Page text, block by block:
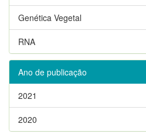
Genética Vegetal
RNA
Ano de publicação
2021
2020